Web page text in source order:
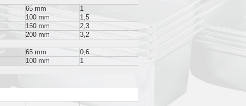
65 mm
1
100 mm
1,5
150 mm
2,3
200 mm 3,2
65 mm
0,6
100 mm 1